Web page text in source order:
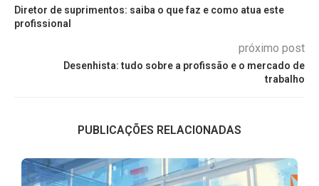
Diretor de suprimentos: saiba o que faz e como atua este
profissional
próximo post
Desenhista: tudo sobre a profissão e o mercado de
trabalho
PUBLICAÇÕES RELACIONADAS